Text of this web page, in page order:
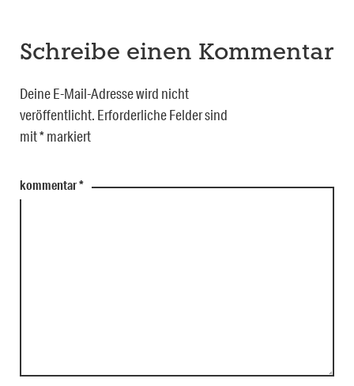
Schreibe einen Kommentar
Deine E-Mail-Adresse wird nicht
veröffentlicht. Erforderliche Felder sind
mit*markiert
kommentar*